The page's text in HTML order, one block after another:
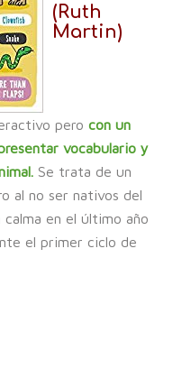
(Ruth
Martin)
pero con un
vocabulario y
Se trata de un
al no ser nativos del
en el último año
el primer ciclo de